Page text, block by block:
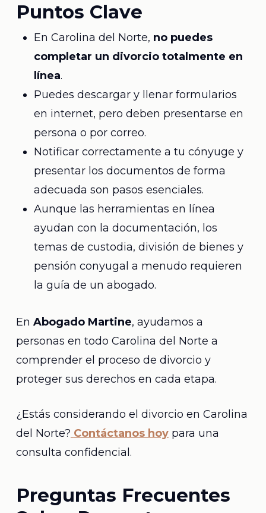
Puntos Clave
En Carolina del Norte, no puedes
completar un divorcio totalmente en
línea.
Puedes descargar y llenar formularios
en internet, pero deben presentarse en
persona o por correo.
Notificar correctamente a tu cónyuge y
presentar los documentos de forma
adecuada son pasos esenciales.
Aunque las herramientas en línea
ayudan con la documentación, los
temas de custodia, división de bienes y
pensión conyugal a menudo requieren
la guía de un abogado.
En Abogado Martine, ayudamos a
personas en todo Carolina del Norte a
comprender el proceso de divorcio y
proteger sus derechos en cada etapa.
¿Estás considerando el divorcio en Carolina
del Norte? Contáctanos hoypara una
consulta confidencial.
Preguntas Frecuentes